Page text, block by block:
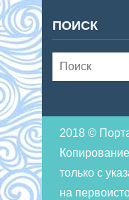
ПОИСК
2018 ©
только с
на